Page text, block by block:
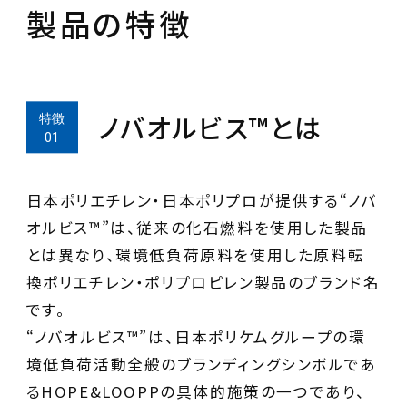
製品の特徴
ノバオルビス™とは
日本ポリエチレン・日本ポリプロが提供する“ノバ
オルビス™”は、従来の化石燃料を使用した製品
とは異なり、環境低負荷原料を使用した原料転
換ポリエチレン・ポリプロピレン製品のブランド名
です。
“ノバオルビス™”は、日本ポリケムグループの環
境低負荷活動全般のブランディングシンボルであ
るHOPE&LOOPPの具体的施策の一つであり、